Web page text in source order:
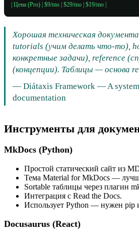
| Цена (Pro) | $9/mo | $29/mo | $19/mo |
Хорошая техническая
tutorials (учим делать что-то),
конкретные задачи), reference
(концепции). Таблицы — основа
— Diátaxis Framework — A
documentation
Инструменты для
MkDocs (Python)
Простой статический сайт из
Тема Material for MkDocs —
Sortable таблицы через плагин
Интеграция с Read the Docs.
Использует Python — нужен pip
Docusaurus (React)